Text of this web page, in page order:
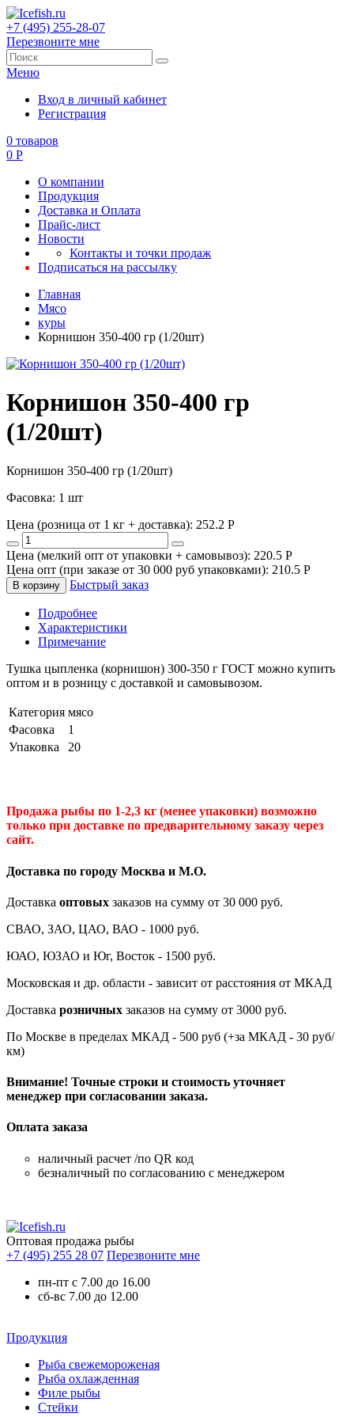
+7 (495) 255-28-07
Перезвоните мне
Меню
Вход в личный кабинет
Регистрация
0 товаров
0 Р
О компании
Продукция
Доставка и Оплата
Прайс-лист
Новости
Контакты и точки продаж
Подписаться на рассылку
Главная
Мясо
куры
Корнишон 350-400 гр (1/20шт)
Корнишон 350-400 гр
(1/20шт)
Корнишон 350-400 гр (1/20шт)
Фасовка: 1 шт
Цена (розница от 1 кг + доставка): 252.2 P
Цена (мелкий опт от упаковки + самовывоз): 220.5 P
Цена опт (при заказе от 30 000 руб упаковками): 210.5 P
В корзину Быстрый заказ
Подробнее
Характеристики
Примечание
Тушка цыпленка (корнишон) 300-350 г ГОСТ можно купить
оптом и в розницу с доставкой и самовывозом.
Категория мясо
Фасовка
1
Упаковка
20
Продажа рыбы по 1-2,3 кг (менее упаковки) возможно
только при доставке по предварительному заказу через
сайт.
Доставка по городу Москва и М.О.
Доставка оптовых заказов на сумму от 30 000 руб.
СВАО, ЗАО, ЦАО, ВАО - 1000 руб.
ЮАО, ЮЗАО и Юг, Восток - 1500 руб.
Московская и др. области - зависит от расстояния от МКАД
Доставка розничных заказов на сумму от 3000 руб.
По Москве в пределах МКАД - 500 руб (+за МКАД - 30 руб/
км)
Внимание! Точные строки и стоимость уточняет
менеджер при согласовании заказа.
Оплата заказа
наличный расчет /по QR код
безналичный по согласованию с менеджером
Оптовая продажа рыбы
+7 (495) 255 28 07 Перезвоните мне
пн-пт с 7.00 до 16.00
сб-вс 7.00 до 12.00
Продукция
Рыба свежемороженая
Рыба охлажденная
Филе рыбы
Стейки